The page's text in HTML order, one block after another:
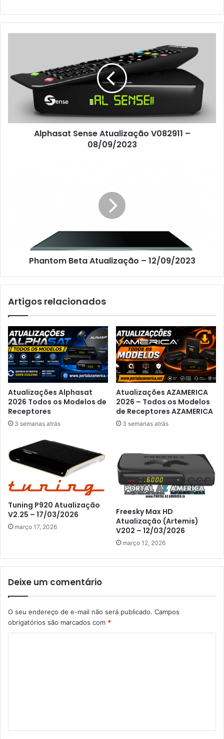
Alphasat Sense Atualização V082911 –
08/09/2023
Phantom Beta Atualização – 12/09/2023
Artigos relacionados
Atualizações Alphasat
2026 Todos os Modelos de
Receptores
3 semanas atrás
Atualizações AZAMERICA
2026 – Todos os Modelos
de Receptores AZAMERICA
3 semanas atrás
Tuning P920 Atualização
V2.25 – 17/03/2026
março 17, 2026
Freesky Max HD
Atualização (Artemis)
V202 – 12/03/2026
março 12, 2026
Deixe um comentário
O seu endereço de e-mail não será publicado. Campos
obrigatórios são marcados com *
á